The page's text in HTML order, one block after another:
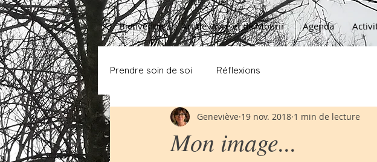
Bienvenue Art de Vivre et de Mourir Agenda
Prendre soin de soi Réflexions
Mon image...
Geneviève 19 nov. 2018 1 min de lecture